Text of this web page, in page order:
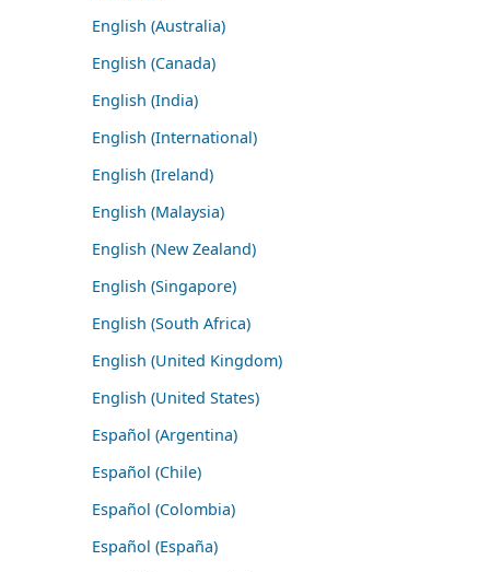
English (Australia)
English (Canada)
English (India)
English (International)
English (Ireland)
English (Malaysia)
English (New Zealand)
English (Singapore)
English (South Africa)
English (United Kingdom)
English (United States)
Español (Argentina)
Español (Chile)
Español (Colombia)
Español (España)